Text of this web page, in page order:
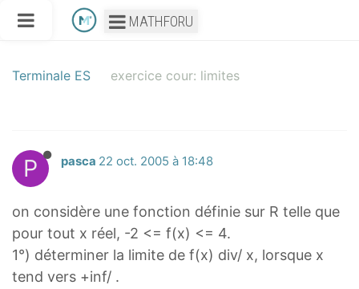
MATHFORU
Terminale ES exercice cour: limites
P pasca 22 oct. 2005 à 18:48
on considère une fonction définie sur R telle que
pour tout x réel, -2 <= f(x) <= 4.
1°) déterminer la limite de f(x) div/ x, lorsque x
tend vers +inf/ .